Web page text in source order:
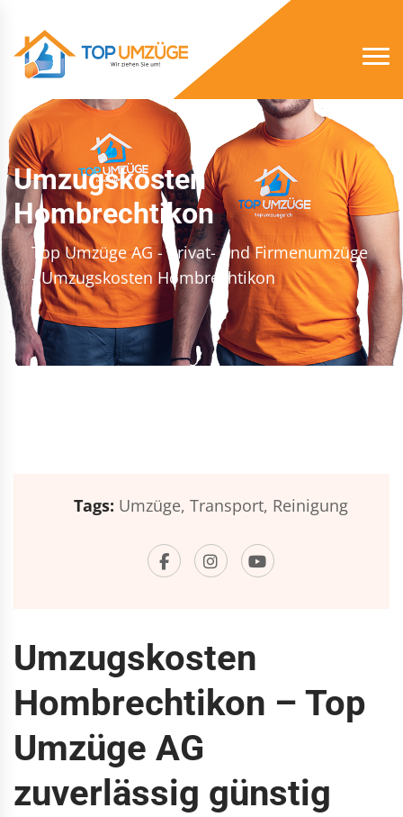
Umzugskosten
Hombrechtikon
Top Umzüge AG - Privat- und Firmenumzüge
- Umzugskosten Hombrechtikon
Tags: Umzüge, Transport, Reinigung
Umzugskosten
Hombrechtikon – Top
Umzüge AG
zuverlässig günstig